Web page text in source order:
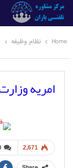
Home نظام وظیفه
امریه وزارت
2,671